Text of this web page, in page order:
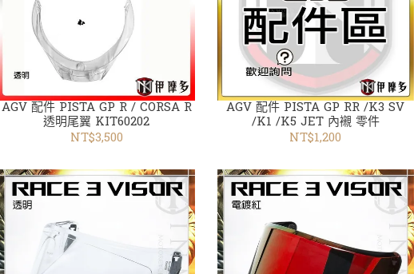
AGV 配件 PISTA GP R / CORSA R
透明尾翼 KIT60202
NT$3,500
AGV 配件 PISTA GP RR /K3 SV
/K1 /K5 JET 內襯 零件
NT$1,200